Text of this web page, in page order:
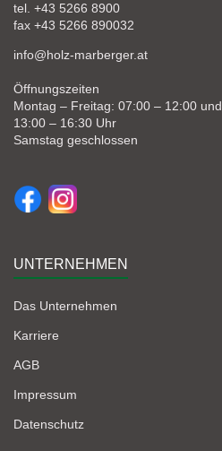
tel. +43 5266 8900
fax +43 5266 890032
info@holz-marberger.at
Öffnungszeiten
Montag – Freitag: 07:00 – 12:00 und
13:00 – 16:30 Uhr
Samstag geschlossen
UNTERNEHMEN
Das Unternehmen
Karriere
AGB
Impressum
Datenschutz